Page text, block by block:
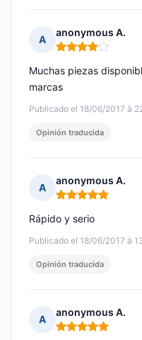
A
anonymous A.
Nota: 4 de 5
Publicado el 18/06/2017 à
Muchas piezas
marcas
Opinión traducida
A
anonymous A.
Nota: 5 de 5
Publicado el 18/06/2017 à
Rápido y serio
Opinión traducida
A
anonymous A.
Nota: 5 de 5